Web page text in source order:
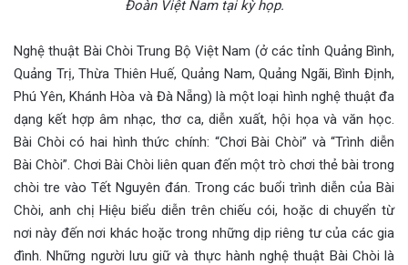
Đoàn Việt Nam tại kỳ họp.
Nghệ thuật Bài Chòi Trung Bộ Việt Nam (ở các tỉnh Quảng Bình,
Quảng Trị, Thừa Thiên Huế, Quảng Nam, Quảng Ngãi, Bình Định,
Phú Yên, Khánh Hòa và Đà Nẵng) là một loại hình nghệ thuật đa
dạng kết hợp âm nhạc, thơ ca, diễn xuất, hội họa và văn học.
Bài Chòi có hai hình thức chính: “Chơi Bài Chòi” và “Trình diễn
Bài Chòi”. Chơi Bài Chòi liên quan đến một trò chơi thẻ bài trong
chòi tre vào Tết Nguyên đán. Trong các buổi trình diễn của Bài
Chòi, anh chị Hiệu biểu diễn trên chiếu cói, hoặc di chuyển từ
nơi này đến nơi khác hoặc trong những dịp riêng tư của các gia
đình. Những người lưu giữ và thực hành nghệ thuật Bài Chòi là